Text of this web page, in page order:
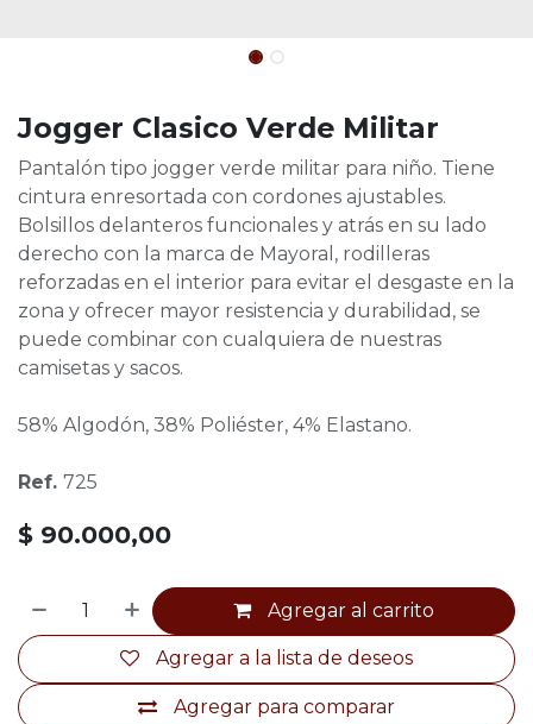
Jogger Clasico Verde Militar
Pantalón tipo jogger verde militar para niño. Tiene
cintura enresortada con cordones ajustables.
Bolsillos delanteros funcionales y atrás en su lado
derecho con la marca de Mayoral, rodilleras
reforzadas en el interior para evitar el desgaste en la
zona y ofrecer mayor resistencia y durabilidad, se
puede combinar con cualquiera de nuestras
camisetas y sacos.
58% Algodón, 38% Poliéster, 4% Elastano.
Ref. 725
$ 90.000,00
Agregar al carrito
Agregar para comparar
Agregar a la lista de deseos